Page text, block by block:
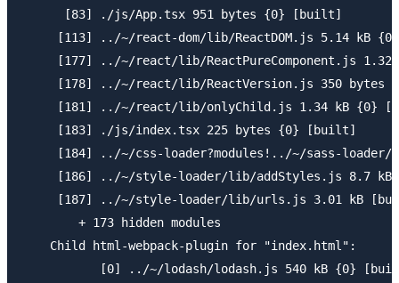
      [83] ./js/App.tsx 951 bytes {0} [built]
[113] ../~/react-dom/lib/ReactDOM.js 5.14 kB
[177] ../~/react/lib/ReactPureComponent.js 1.32
[178] ../~/react/lib/ReactVersion.js 350 bytes
[181] ../~/react/lib/onlyChild.js 1.34 kB {0}
     [183] ./js/index.tsx 225 bytes {0} [built]
[184] ../~/css-loader?modules!../~/sass-
[186] ../~/style-loader/lib/addStyles.js 8.7 kB
[187] ../~/style-loader/lib/urls.js 3.01 kB
        + 173 hidden modules
    Child html-webpack-plugin for "index.html":
[0] ../~/lodash/lodash.js 540 kB {0}